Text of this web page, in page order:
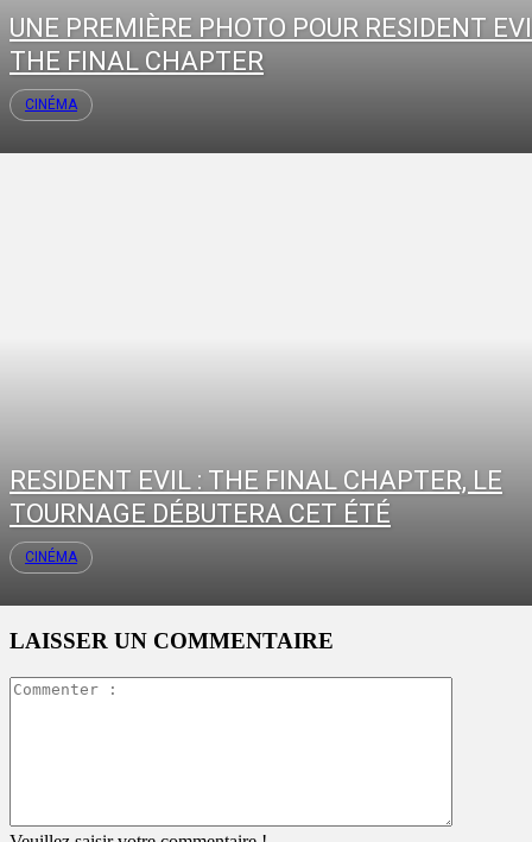
UNE PREMIÈRE PHOTO POUR RESIDENT
THE FINAL CHAPTER
CINÉMA
RESIDENT EVIL : THE FINAL CHAPTER, LE
TOURNAGE DÉBUTERA CET ÉTÉ
CINÉMA
LAISSER UN COMMENTAIRE